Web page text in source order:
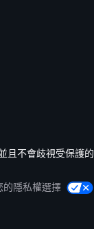
且不會歧視受保護
的隱私權選擇